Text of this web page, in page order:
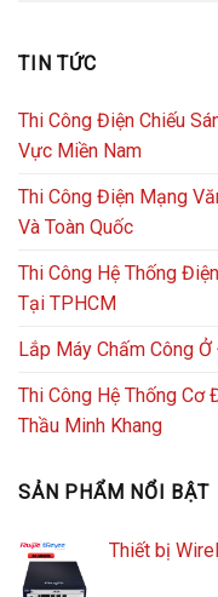
TIN TỨC
Thi Công Điện Chiếu
Vực Miền Nam
Thi Công Điện Mạng
Và Toàn Quốc
Thi Công Hệ Thống
Tại TPHCM
Lắp Máy Chấm Công
Thi Công Hệ Thống Cơ
Thầu Minh Khang
SẢN PHẨM NỔI BẬT
Thiết bị